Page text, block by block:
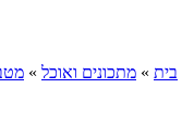
בית » מתכונים ואוכל »